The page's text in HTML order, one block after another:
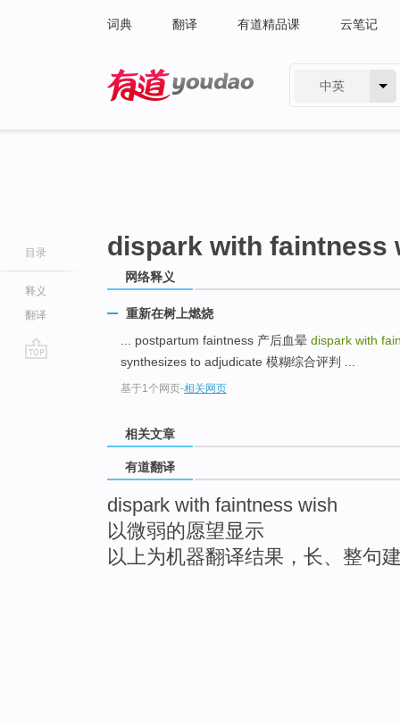
词典 翻译 有道精品课 云笔记
中英
目录
释义
翻译
dispark with faintness
网络释义
重新在树上燃烧
... postpartum faintness 产后血晕 dispark with
synthesizes to adjudicate 模糊综合评判 ...
基于1个网页-相关网页
相关文章
有道翻译
dispark with faintness wish
以微弱的愿望显示
以上为机器翻译结果，长、整句